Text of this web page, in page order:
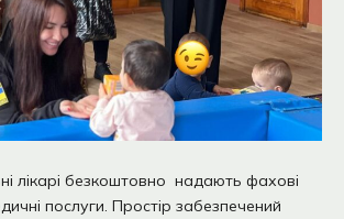
лікарі безкоштовно надають фахові
послуги. Простір забезпечений